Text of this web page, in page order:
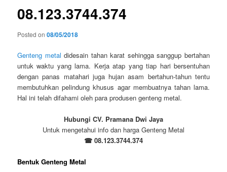
08.123.3744.374
Posted on08/05/2018
Genteng metal didesain tahan karat sehingga sanggup bertahan
untuk waktu yang lama. Kerja atap yang tiap hari bersentuhan
dengan panas matahari juga hujan asam bertahun-tahun tentu
membutuhkan pelindung khusus agar membuatnya tahan lama.
Hal ini telah difahami oleh para produsen genteng metal.
Hubungi CV. Pramana Dwi Jaya
Untuk mengetahui info dan harga Genteng Metal
☎ 08.123.3744.374
Bentuk Genteng Metal